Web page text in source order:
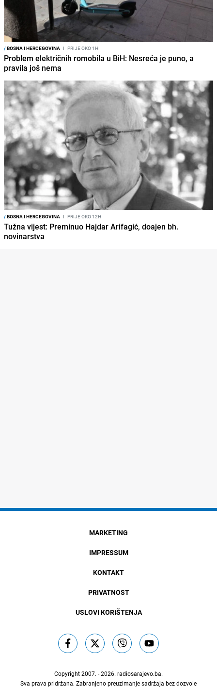
/BOSNA I HERCEGOVINA I PRIJE OKO 1H
Problem električnih romobila u BiH: Nesreća je puno, a
pravila još nema
/BOSNA I HERCEGOVINA I PRIJE OKO 12H
Tužna vijest: Preminuo Hajdar Arifagić, doajen bh.
novinarstva
MARKETING
IMPRESSUM
KONTAKT
PRIVATNOST
USLOVI KORIŠTENJA
Copyright 2007. - 2026. radiosarajevo.ba.
Sva prava pridržana. Zabranjeno preuzimanje sadržaja bez dozvole